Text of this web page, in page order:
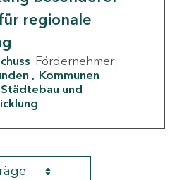
regionale
Fördernehmer:
Kommunen
Städtebau und